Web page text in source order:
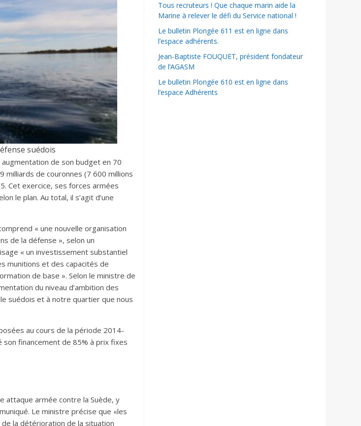
suédois
de son budget en 70
milliards de couronnes (7 600 millions
Cet exercice, ses forces armées
le plan. Au total, il s’agit d’une
« une nouvelle organisation
de la défense », selon un
« un investissement substantiel
munitions et des capacités de
de base ». Selon le ministre de
du niveau d’ambition des
suédois et à notre quartier que nous
au cours de la période 2014-
son financement de 85% à prix fixes
attaque armée contre la Suède, y
Le ministre précise que «les
la détérioration de la situation
Tous recruteurs ! Que chaque marin aide la
Marine à relever le défi du Service national !
Le bulletin Plongée 611 est en ligne dans
l’espace adhérents.
Jean-Baptiste FOUQUET, président fondateur
de l’AGASM
Le bulletin Plongée 610 est en ligne dans
l’espace Adhérents